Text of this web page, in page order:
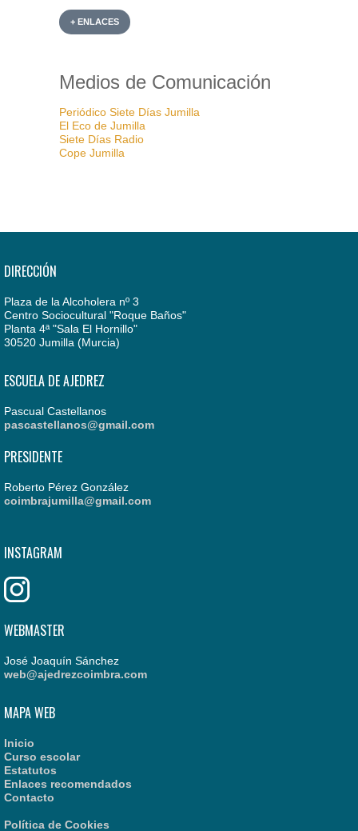
+ ENLACES
Medios de Comunicación
Periódico Siete Días Jumilla
El Eco de Jumilla
Siete Días Radio
Cope Jumilla
DIRECCIÓN
Plaza de la Alcoholera nº 3
Centro Sociocultural "Roque Baños"
Planta 4ª "Sala El Hornillo"
30520 Jumilla (Murcia)
ESCUELA DE AJEDREZ
Pascual Castellanos
pascastellanos@gmail.com
PRESIDENTE
Roberto Pérez González
coimbrajumilla@gmail.com
INSTAGRAM
WEBMASTER
José Joaquín Sánchez
web@ajedrezcoimbra.com
MAPA WEB
Inicio
Curso escolar
Estatutos
Enlaces recomendados
Contacto
Política de Cookies